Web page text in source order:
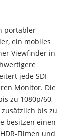
portabler
ein mobiles
Viewfinder in
jede SDI-
Monitor. Die
zu 1080p/60,
bis zu
besitzen einen
Filmen und